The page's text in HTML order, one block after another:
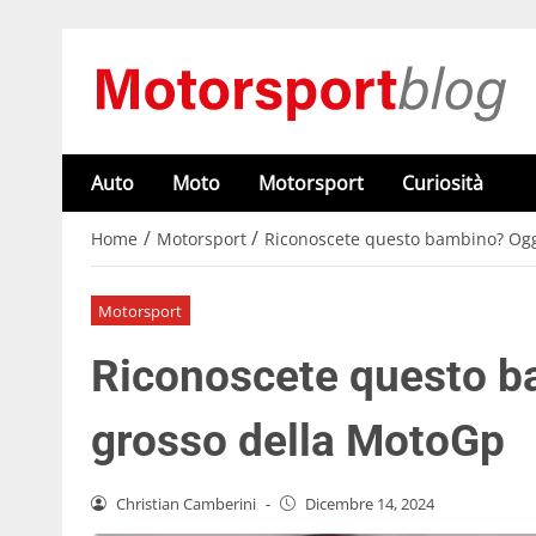
Auto Moto Motorsport Curiosità
Home / Motorsport / Riconoscete questo bambino?
Motorsport
Riconoscete questo
grosso della MotoGp
Christian Camberini - Dicembre 14, 2024